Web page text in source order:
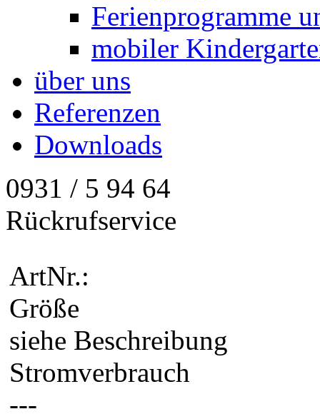
Ferienprogramme
mobiler
über uns
Referenzen
Downloads
0931 / 5 94 64
Rückrufservice
ArtNr.:
Größe
siehe Beschreibung
Stromverbrauch
---